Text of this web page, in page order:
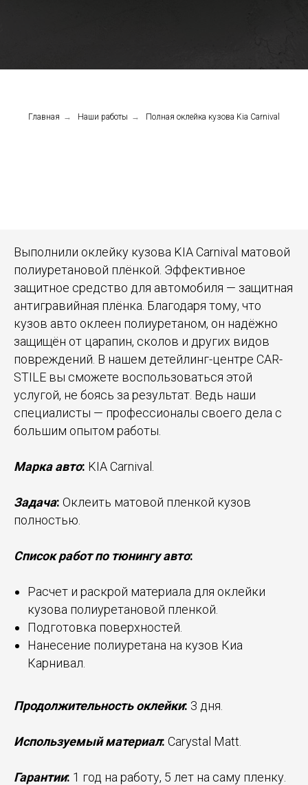
Главная → Наши работы → Полная оклейка кузова Kia Carnival
Выполнили оклейку кузова KIA Carnival матовой
полиуретановой плёнкой. Эффективное
защитное средство для автомобиля — защитная
антигравийная плёнка. Благодаря тому, что
кузов авто оклеен полиуретаном, он надёжно
защищён от царапин, сколов и других видов
повреждений. В нашем детейлинг-центре CAR-
STILE вы сможете воспользоваться этой
услугой, не боясь за результат. Ведь наши
специалисты — профессионалы своего дела с
большим опытом работы.
Марка авто: KIA Carnival.
Задача: Оклеить матовой пленкой кузов
полностью.
Список работ по тюнингу авто:
Расчет и раскрой материала для оклейки
кузова полиуретановой пленкой.
Подготовка поверхностей.
Нанесение полиуретана на кузов Киа
Карнивал.
Продолжительность оклейки: 3 дня.
Используемый материал: Carystal Matt.
Гарантии: 1 год на работу, 5 лет на саму пленку.